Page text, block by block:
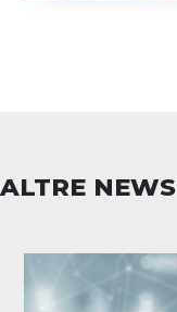
ALTRE NEWS